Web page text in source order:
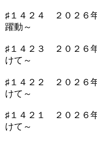
♯１４２４ ２０２６
躍動～
♯１４２３ ２０２６
けて～
♯１４２２ ２０２６
けて～
♯１４２１ ２０２６
けて～